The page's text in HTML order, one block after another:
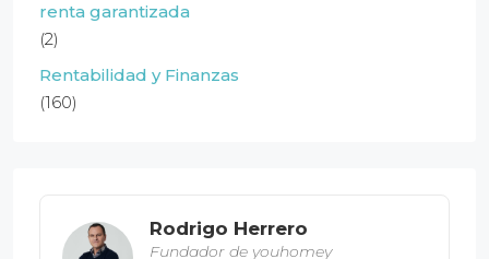
renta garantizada
(2)
Rentabilidad y Finanzas
(160)
Rodrigo Herrero
Fundador de youhomey